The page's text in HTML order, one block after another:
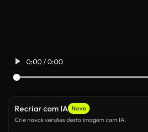
0:00 / 0:00
Recriar com IA Novo
Crie novas versões desta imagem com IA.